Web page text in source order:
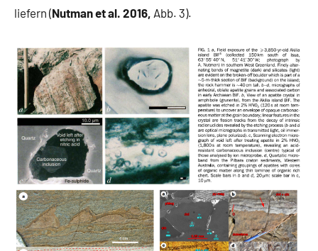
liefern (Nutman et al. 2016, Abb. 3).